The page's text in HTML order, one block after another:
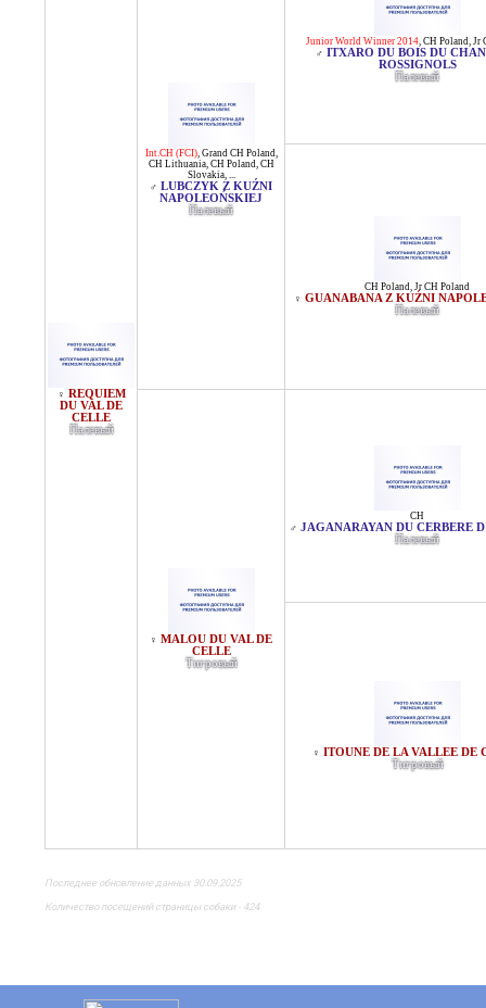
♀ REQUIEM
DU VAL DE
CELLE
Палевый
Int.CH (FCI), Grand CH Poland,
CH Lithuania, CH Poland, CH
Slovakia, ...
♂ LUBCZYK Z KUŹNI
NAPOLEOŃSKIEJ
Палевый
Junior World Winner 2014, CH Poland, Jr
♂ ITXARO DU BOIS DU
ROSSIGNOLS
Палевый
CH Poland, Jr CH Poland
♀ GUANABANA Z KUŹNI
Палевый
♀ MALOU DU VAL DE
CELLE
Тигровый
CH
♂ JAGANARAYAN DU CERBERE
Палевый
♀ ITOUNE DE LA VALLEE DE
Тигровый
Последнее обновление данных 30.09.2025
Количество посещений страницы собаки - 424